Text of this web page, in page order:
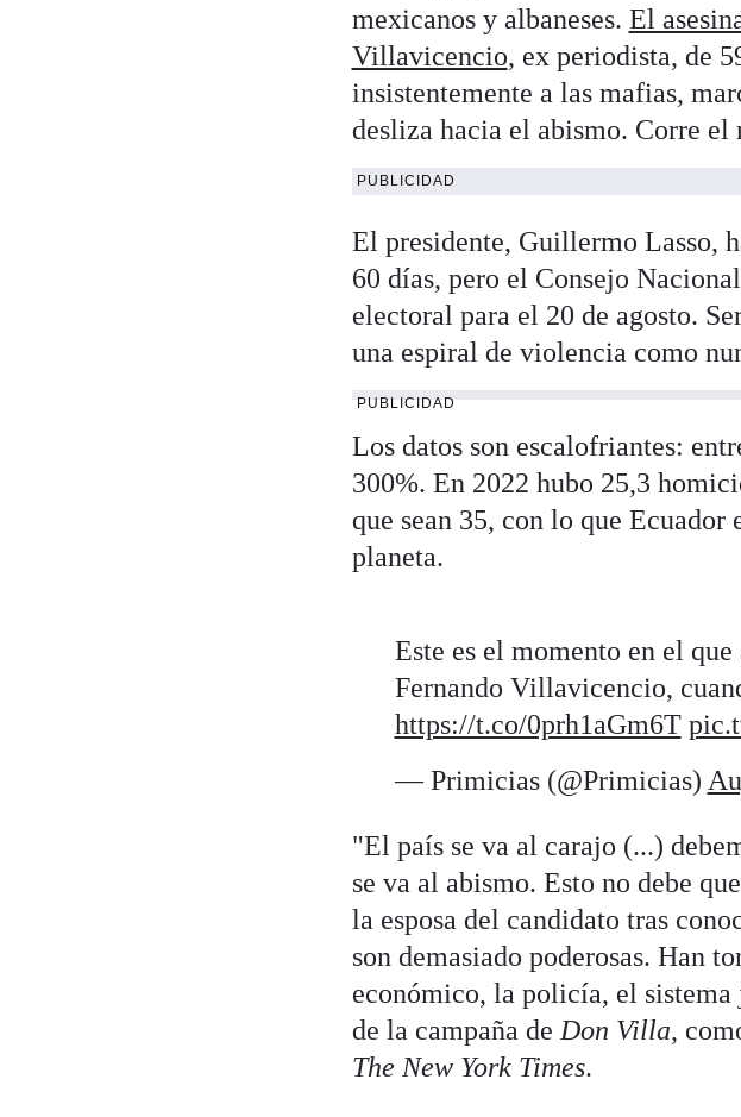
mexicanos y albaneses. El
Villavicencio, ex periodista, de
insistentemente a las mafias,
desliza hacia el abismo. Corre el
PUBLICIDAD
El presidente, Guillermo Lasso,
60 días, pero el Consejo
electoral para el 20 de agosto.
una espiral de violencia como
PUBLICIDAD
Los datos son escalofriantes:
300%. En 2022 hubo 25,3
que sean 35, con lo que Ecuador
planeta.
Este es el momento en el
Fernando Villavicencio,
https://t.co/0prh1aGm6T
— Primicias (@Primicias)
"El país se va al carajo (...)
se va al abismo. Esto no debe
la esposa del candidato tras
son demasiado poderosas. Han
económico, la policía, el
de la campaña deDon Villa,
The New York Times.